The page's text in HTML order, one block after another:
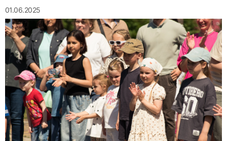
01.06.2025